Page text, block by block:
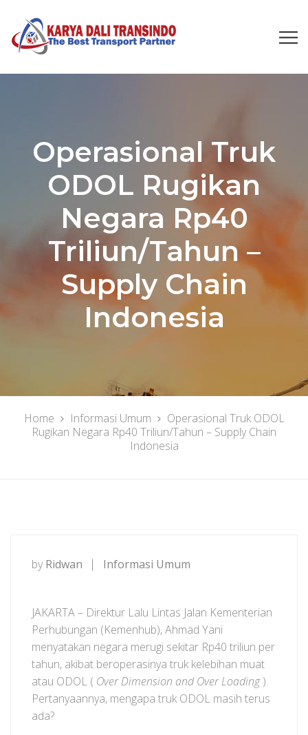
Operasional Truk
ODOL Rugikan
Negara Rp40
Triliun/Tahun –
Supply Chain
Indonesia
Home Informasi Umum
Operasional Truk ODOL
Rugikan Negara Rp40 Triliun/Tahun – Supply Chain
Indonesia
by Ridwan Informasi Umum
JAKARTA – Direktur Lalu Lintas Jalan Kementerian
Perhubungan (Kemenhub), Ahmad Yani
menyatakan negara merugi sekitar Rp40 triliun per
tahun, akibat beroperasinya truk kelebihan muat
atau ODOL ( Over Dimension and Over Loading).
Pertanyaannya, mengapa truk ODOL masih terus
ada?